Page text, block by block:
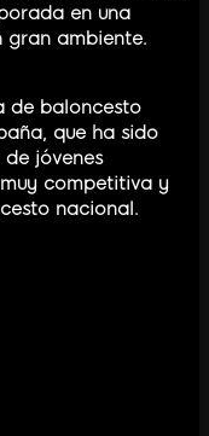
en una
gran ambiente.
de baloncesto
que ha sido
jóvenes
competitiva y
nacional.